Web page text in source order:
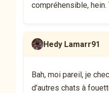
compréhensible,
Hedy Lamarr91
Bah, moi pareil, je
d'autres chats à